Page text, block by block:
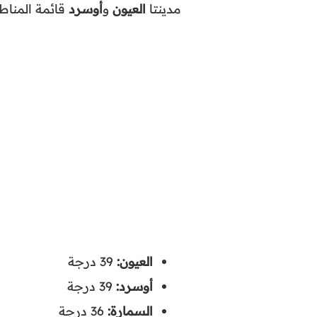
مدينتا العيون وأوسرد قائمة
العيون:
أوسرد:
السمارة: